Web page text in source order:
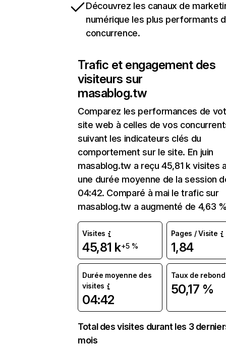
Découvrez les canaux de
numérique les plus performants
concurrence.
Trafic et engagement des
visiteurs sur
masablog.tw
Comparez les performances de
site web à celles de vos
suivant les indicateurs clés du
comportement sur le site. En juin
masablog.tw a reçu 45,81 k visites
une durée moyenne de la session
04:42. Comparé à mai le trafic sur
masablog.tw a augmenté de 4,63
Visites
45,81 k+5 %
Pages / Visite
1,84
Durée moyenne des
visites
04:42
Taux de rebond
50,17 %
Total des visites durant les 3
mois